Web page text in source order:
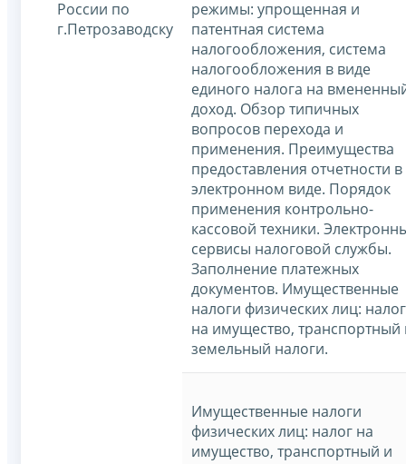
России по
г.Петрозаводску
режимы: упрощенная и
патентная система
налогообложения, система
налогообложения в виде
единого налога на
доход. Обзор типичных
вопросов перехода и
применения. Преимущества
предоставления отчетности в
электронном виде. Порядок
применения контрольно-
кассовой техники.
сервисы налоговой службы.
Заполнение платежных
документов. Имущественные
налоги физических лиц: налог
на имущество, транспортный
земельный налоги.
Имущественные налоги
физических лиц: налог на
имущество, транспортный и